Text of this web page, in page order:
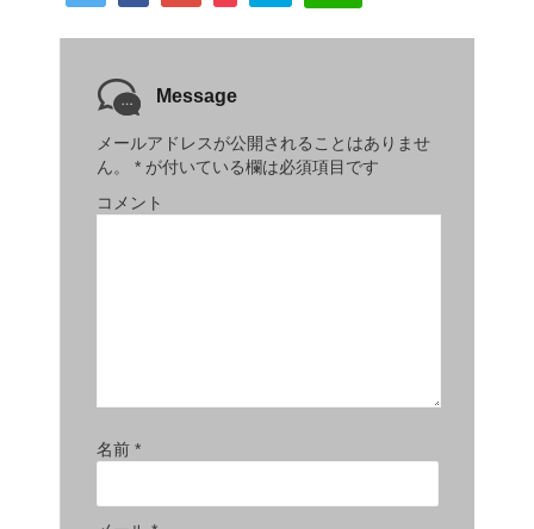
Message
メールアドレスが公開されることはありませ
ん。
* が付いている欄は必須項目です
コメント
名前 *